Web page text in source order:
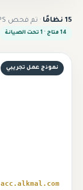
15 نظامًا · تم فحص HTTPS بتاريخ 2026-08-08
14 متاح · 1 تحت الصيانة
نموذج عمل تجريبي
acc.alkmal.com